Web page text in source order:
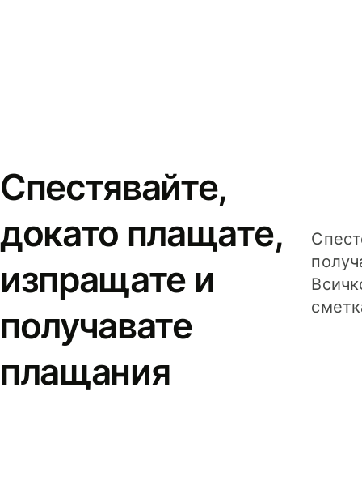
Спестявайте,
докато плащате,
изпращате и
получавате
плащания